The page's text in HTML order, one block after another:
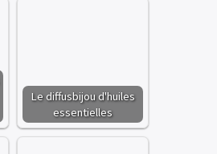
Le diffusbijou d'huiles
essentielles